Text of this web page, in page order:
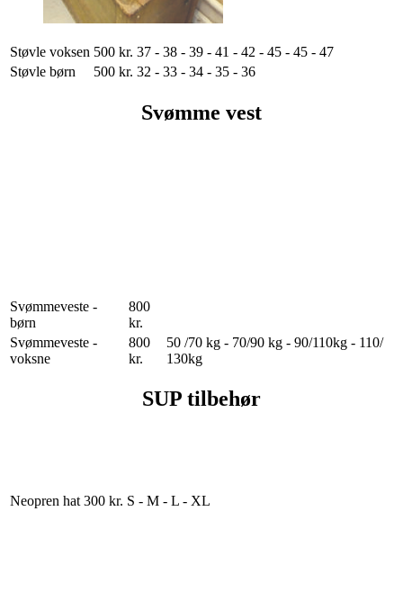
Støvle voksen 500 kr. 37 - 38 - 39 - 41 - 42 - 45 - 45 - 47
Støvle børn
500 kr. 32 - 33 - 34 - 35 - 36
Svømme vest
Svømmeveste -
børn
800
kr.
Svømmeveste -
voksne
800
kr.
50 /70 kg - 70/90 kg - 90/110kg - 110/
130kg
SUP tilbehør
Neopren hat 300 kr. S - M - L - XL